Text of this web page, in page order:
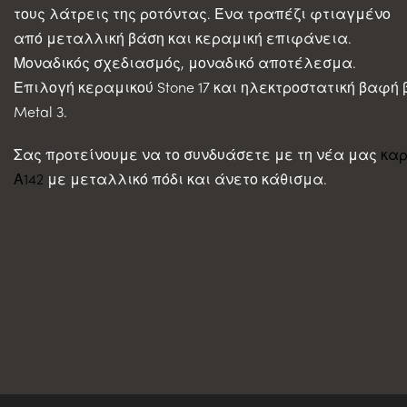
τους λάτρεις της ροτόντας. Ένα τραπέζι φτιαγμένο
από μεταλλική βάση και κεραμική επιφάνεια.
Μοναδικός σχεδιασμός, μοναδικό αποτέλεσμα.
Επιλογή κεραμικού Stone 17 και ηλεκτροστατική βαφή
Metal 3.
Σας προτείνουμε να το συνδυάσετε με τη νέα μας
Α142 με μεταλλικό πόδι και άνετο κάθισμα.